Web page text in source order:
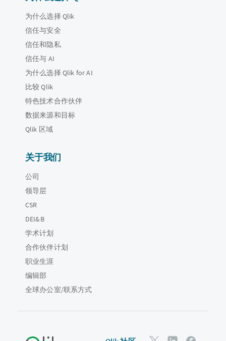
为什么选择 Qlik
信任与安全
信任和隐私
信任与 AI
为什么选择 Qlik for AI
比较 Qlik
特色技术合作伙伴
数据来源和目标
Qlik 区域
关于我们
公司
领导层
CSR
DEI&B
学术计划
合作伙伴计划
职业生涯
编辑部
全球办公室/联系方式